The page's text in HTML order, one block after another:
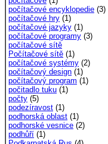
počítačové encyklopedie (3)
počítačové hry (1)
počítačové jazyky (1)
počítačové programy (3)
počítačové sítě
Počítačové sítě (1)
počítačové systémy (2)
počítačový design (1)
počítačový program (1)
počitadlo tuku (1)
počty (5)
podezíravost (1)
podhorská oblast (1)
podhorské vesnice (2)
podhůří (1)